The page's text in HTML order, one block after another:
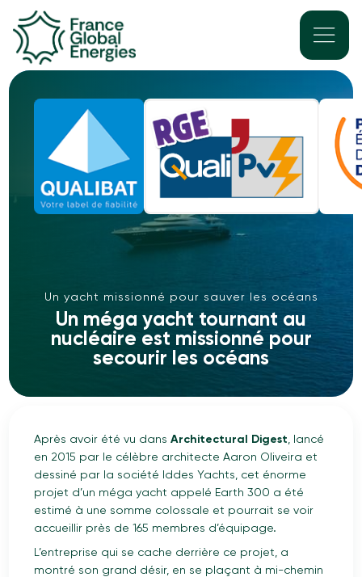
Un yacht missionné pour sauver les océans
Un méga yacht tournant au
nucléaire est missionné pour
secourir les océans
Après avoir été vu dans Architectural Digest, lancé
en 2015 par le célèbre architecte Aaron Oliveira et
dessiné par la société Iddes Yachts, cet énorme
projet d’un méga yacht appelé Earth 300 a été
estimé à une somme colossale et pourrait se voir
accueillir près de 165 membres d’équipage.
L’entreprise qui se cache derrière ce projet, a
montré son grand désir, en se plaçant à mi-chemin